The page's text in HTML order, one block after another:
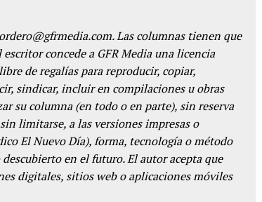
Las columnas tienen que
concede a GFR Media una licencia
de regalías para reproducir, copiar,
sindicar, incluir en compilaciones u obras
su columna (en todo o en parte), sin reserva
limitarse, a las versiones impresas o
El Nuevo Día), forma, tecnología o método
en el futuro. El autor acepta que
digitales, sitios web o aplicaciones móviles